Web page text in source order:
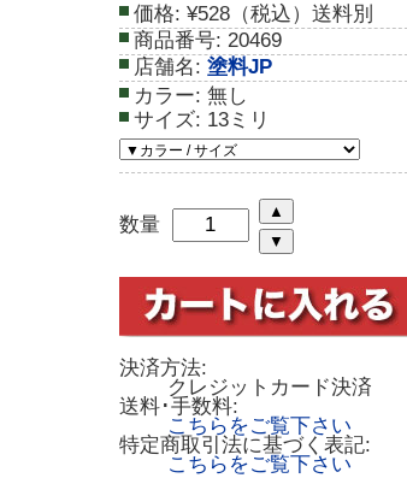
価格: ¥528（税込）送料別
商品番号: 20469
店舗名: 塗料JP
カラー: 無し
サイズ: 13ミリ
数量
決済方法:
クレジットカード決済
送料･手数料:
こちらをご覧下さい
特定商取引法に基づく表記:
こちらをご覧下さい